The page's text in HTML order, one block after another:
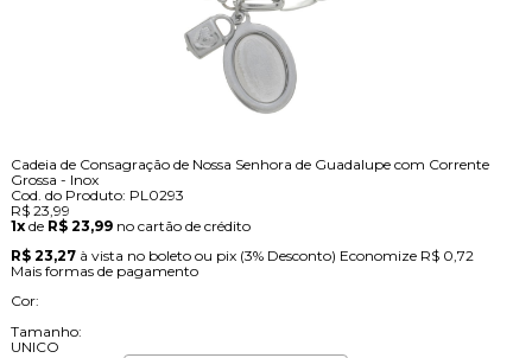
Cadeia de Consagração de Nossa Senhora de Guadalupe com Corrente
Grossa - Inox
Cod. do Produto: PL0293
R$ 23,99
1xde R$ 23,99 no cartão de crédito
R$ 23,27 à vista no boleto ou pix (3% Desconto) Economize R$ 0,72
Mais formas de pagamento
Cor:
Tamanho:
UNICO